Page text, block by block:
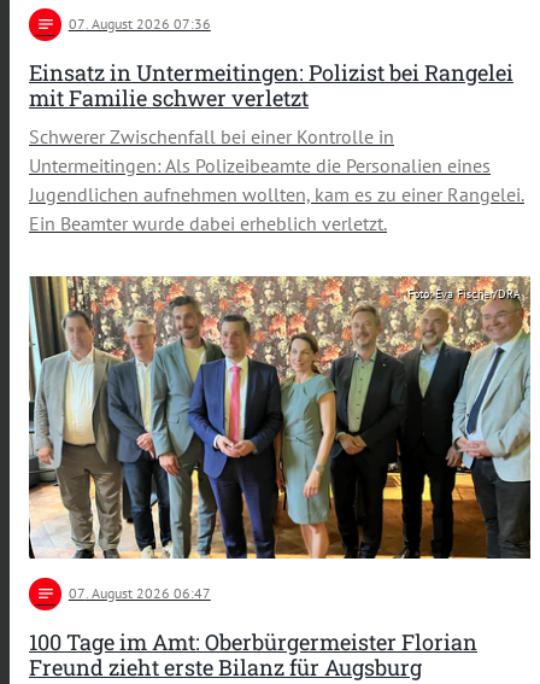
notes 07. August 2026 07:36
Einsatz in Untermeitingen: Polizist bei Rangelei
mit Familie schwer verletzt
Schwerer Zwischenfall bei einer Kontrolle in
Untermeitingen: Als Polizeibeamte die Personalien eines
Jugendlichen aufnehmen wollten, kam es zu einer Rangelei.
Ein Beamter wurde dabei erheblich verletzt.
Foto: Eva Fischer/DRA
notes 07. August 2026 06:47
100 Tage im Amt: Oberbürgermeister Florian
Freund zieht erste Bilanz für Augsburg